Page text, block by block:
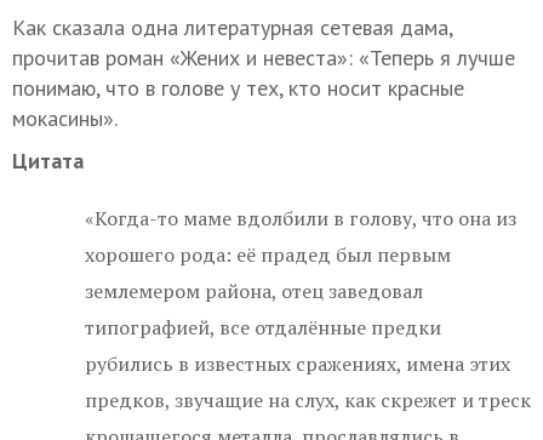
Как сказала одна литературная сетевая дама,
прочитав роман «Жених и невеста»: «Теперь я лучше
понимаю, что в голове у тех, кто носит красные
мокасины».
Цитата
«Когда-то маме вдолбили в голову, что она из
хорошего рода: её прадед был первым
землемером района, отец заведовал
типографией, все отдалённые предки
рубились в известных сражениях, имена этих
предков, звучащие на слух, как скрежет и треск